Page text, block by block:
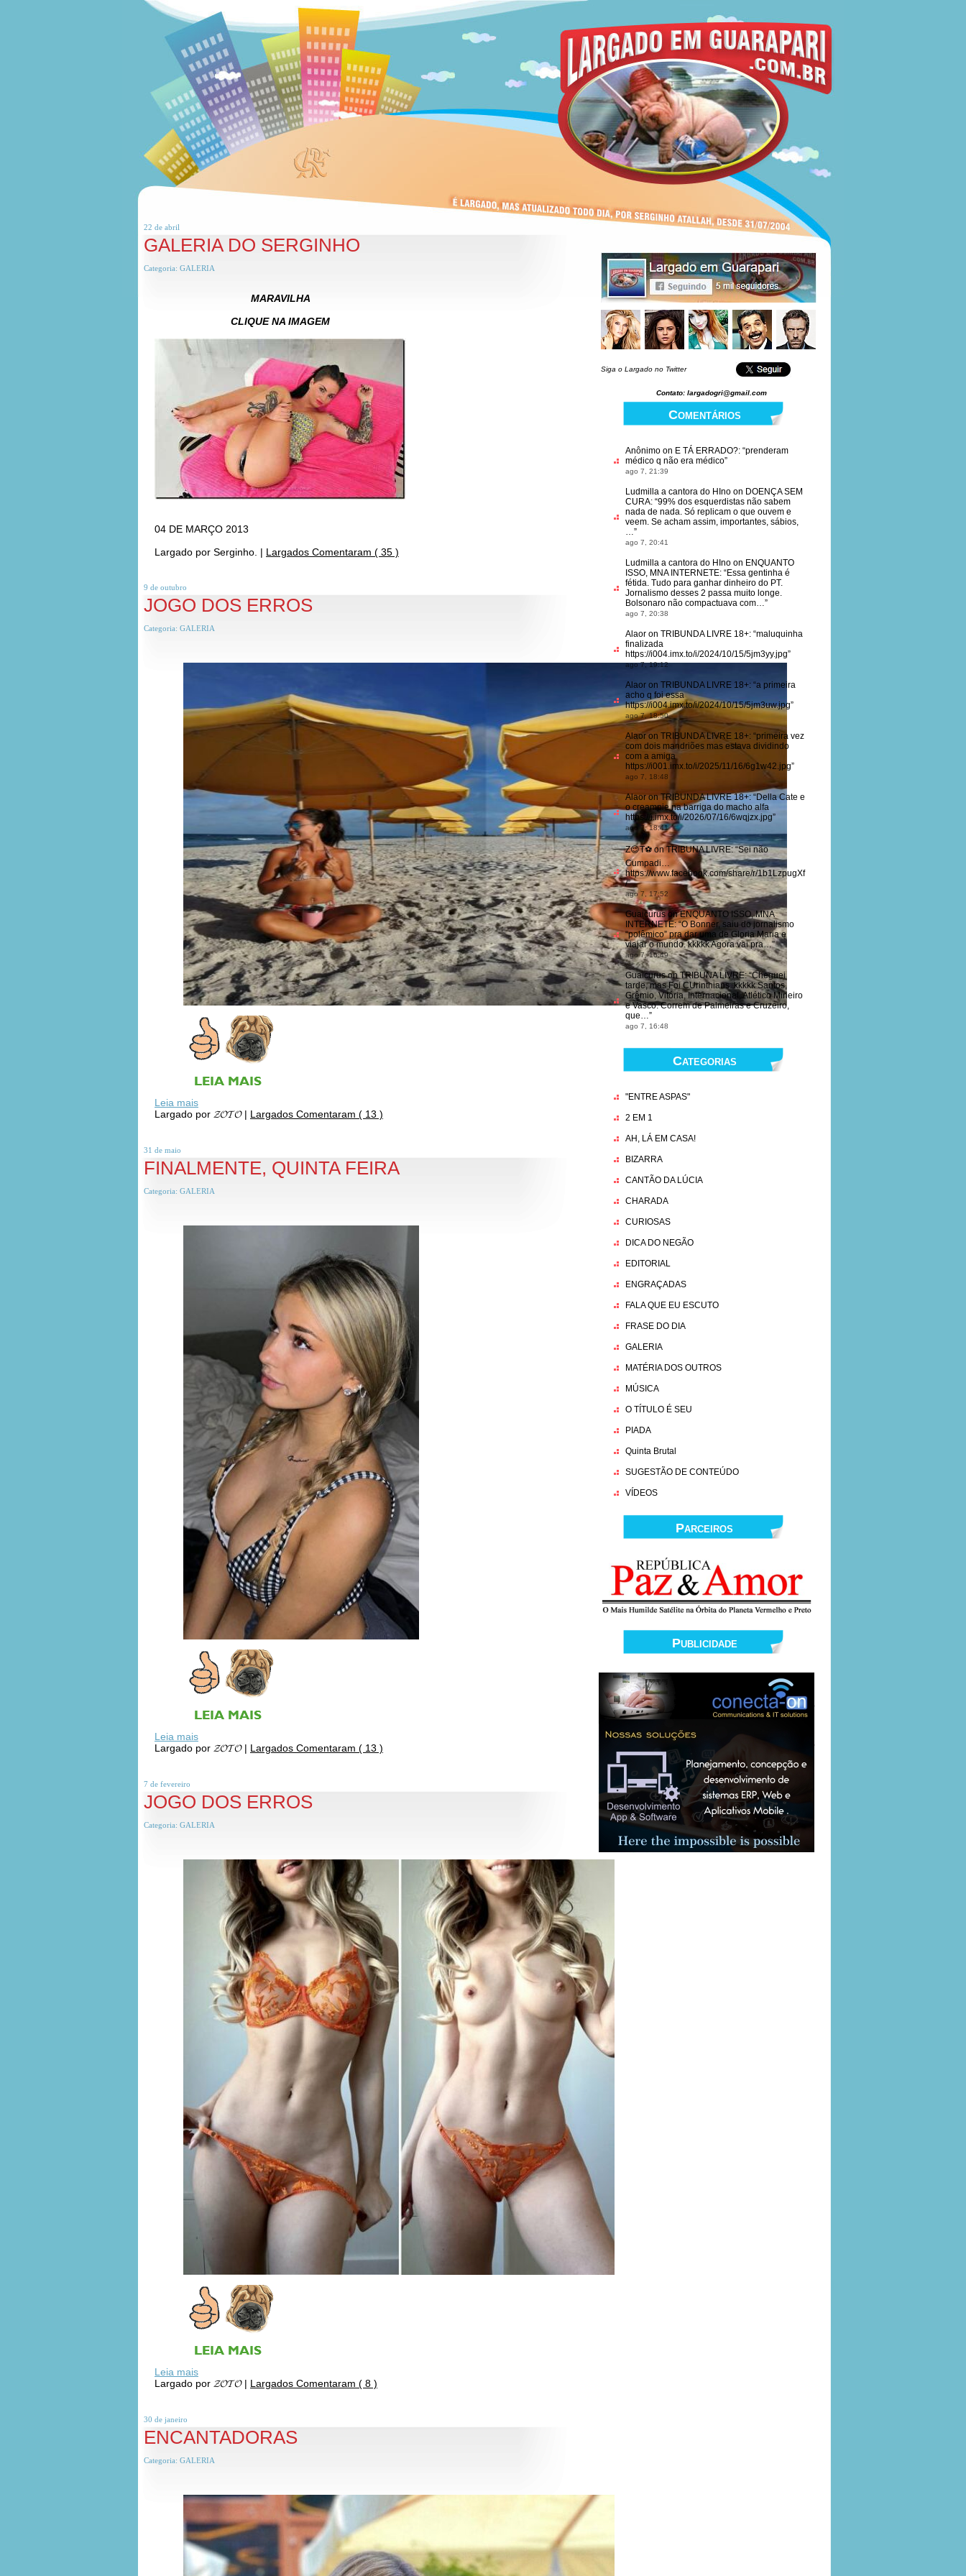
22 de abril
GALERIA DO SERGINHO
Categoria: GALERIA
MARAVILHA
CLIQUE NA IMAGEM
04 DE MARÇO 2013
Largado por Serginho. | Largados Comentaram ( 35 )
9 de outubro
JOGO DOS ERROS
Categoria: GALERIA
Leia mais
Largado por 𝓩𝓞𝓣𝓞| Largados Comentaram ( 13 )
31 de maio
FINALMENTE, QUINTA FEIRA
Categoria: GALERIA
Leia mais
Largado por 𝓩𝓞𝓣𝓞| Largados Comentaram ( 13 )
7 de fevereiro
JOGO DOS ERROS
Categoria: GALERIA
Leia mais
Largado por 𝓩𝓞𝓣𝓞| Largados Comentaram ( 8 )
30 de janeiro
ENCANTADORAS
Categoria: GALERIA
Siga o Largado no Twitter
Contato: largadogri@gmail.com
Comentários
Anônimo on E TÁ ERRADO?: “prenderam
médico q não era médico”
ago 7, 21:39
Ludmilla a cantora do HIno on DOENÇA SEM
CURA: “99% dos esquerdistas não sabem
nada de nada. Só replicam o que ouvem e
veem. Se acham assim, importantes, sábios,
…”
ago 7, 20:41
Ludmilla a cantora do HIno on ENQUANTO
ISSO, MNA INTERNETE: “Essa gentinha é
fétida. Tudo para ganhar dinheiro do PT.
Jornalismo desses 2 passa muito longe.
Bolsonaro não compactuava com…”
ago 7, 20:38
Alaor on TRIBUNDA LIVRE 18+: “maluquinha
finalizada
https://i004.imx.to/i/2024/10/15/5jm3yy.jpg”
ago 7, 19:12
Alaor on TRIBUNDA LIVRE 18+: “a primeira
acho q foi essa
https://i004.imx.to/i/2024/10/15/5jm3uw.jpg”
ago 7, 18:50
Alaoron TRIBUNDA LIVRE 18+: “primeira vez
com dois mandriões mas estava dividindo
com a amiga
https://i001.imx.to/i/2025/11/16/6g1w42.jpg”
ago 7, 18:48
AlaoronTRIBUNDA LIVRE 18+: “Della Cate e
o creampie na barriga do macho alfa
https://i.imx.to/i/2026/07/16/6wqjzx.jpg”
ago 7, 18:41
Z😉T⚽onTRIBUNA LIVRE: “Sei não
Cumpadi…
https://www.facebook.com/share/r/1b1LzpugXf
/”
ago 7, 17:52
GuaicurusonENQUANTO ISSO, MNA
INTERNETE: “O Bonner, saiu do jornalismo
“polêmico” pra dar uma de Gloria Maria e
viajar o mundo. kkkkk Agora vai pra…”
ago 7, 16:49
GuaicurusonTRIBUNA LIVRE: “Cheguei
tarde, mas Foi CUrinthians. kkkkk Santos,
Grêmio, Vitória, Internacional, Atlético Mineiro
e Vasco. Correm de Palmeiras e Cruzeiro,
que…”
ago 7, 16:48
Categorias
"ENTRE ASPAS"
2 EM 1
AH, LÁ EM CASA!
BIZARRA
CANTÃO DA LÚCIA
CHARADA
CURIOSAS
DICA DO NEGÃO
EDITORIAL
ENGRAÇADAS
FALA QUE EU ESCUTO
FRASE DO DIA
GALERIA
MATÉRIA DOS OUTROS
MÚSICA
O TÍTULO É SEU
PIADA
Quinta Brutal
SUGESTÃO DE CONTEÚDO
VÍDEOS
Parceiros
Publicidade